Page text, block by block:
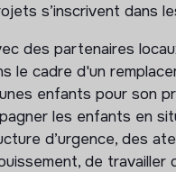
s’inscrivent dans
des partenaires
le cadre d'un
enfants pour son
les enfants en
d’urgence, des
de